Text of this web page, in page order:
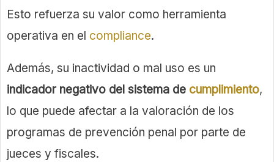
Esto refuerza su valor como herramienta
operativa en el compliance.
Además, su inactividad o mal uso es un
indicador negativo del sistema de cumplimiento,
lo que puede afectar a la valoración de los
programas de prevención penal por parte de
jueces y fiscales.